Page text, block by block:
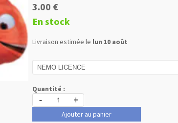
3.00 €
En stock
Livraison estimée le lun 10 août
Quantité :
- +
Ajouter au panier